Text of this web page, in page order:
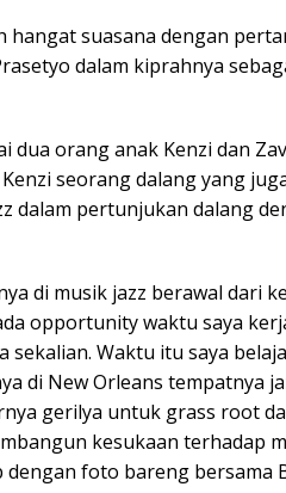
hangat suasana dengan
dalam kiprahnya
dua orang anak Kenzi dan
seorang dalang yang
dalam pertunjukan dalang
di musik jazz berawal dari
opportunity waktu saya
sekalian. Waktu itu saya
di New Orleans tempatnya
gerilya untuk grass root
kesukaan terhadap
foto bareng bersama